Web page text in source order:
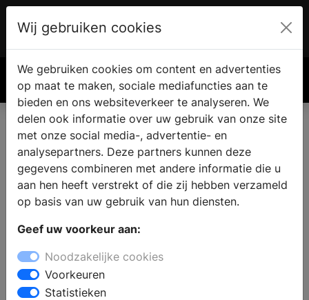
€ 0.00
Wij gebruiken cookies
We gebruiken cookies om content en advertenties
op maat te maken, sociale mediafuncties aan te
bieden en ons websiteverkeer te analyseren. We
delen ook informatie over uw gebruik van onze site
met onze social media-, advertentie- en
analysepartners. Deze partners kunnen deze
gegevens combineren met andere informatie die u
aan hen heeft verstrekt of die zij hebben verzameld
op basis van uw gebruik van hun diensten.
Geef uw voorkeur aan:
Noodzakelijke cookies
Voorkeuren
Statistieken